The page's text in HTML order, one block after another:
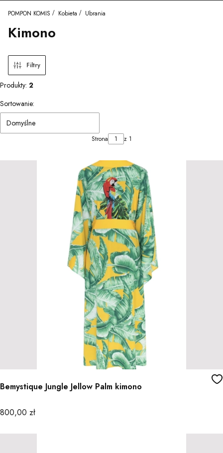
POMPON KOMIS Kobieta Ubrania
Kimono
Filtry
Produkty: 2
Lista produktów
Sortowanie:
Domyślne
Strona z 1
Bemystique Jungle Jellow Palm kimono
Cena
800,00 zł